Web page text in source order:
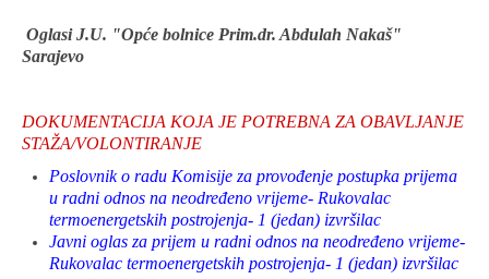
Oglasi J.U. "Opće bolnice Prim.dr. Abdulah Nakaš"
Sarajevo
DOKUMENTACIJA KOJA JE POTREBNA ZA OBAVLJANJE
STAŽA/VOLONTIRANJE
Poslovnik o radu Komisije za provođenje postupka prijema
u radni odnos na neodređeno vrijeme- Rukovalac
termoenergetskih postrojenja- 1 (jedan) izvršilac
Javni oglas za prijem u radni odnos na neodređeno vrijeme-
Rukovalac termoenergetskih postrojenja- 1 (jedan) izvršilac